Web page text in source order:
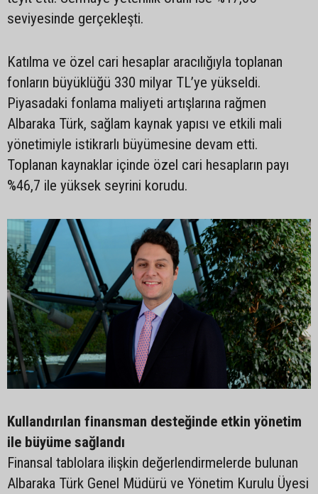
seviyesinde gerçekleşti.
Katılma ve özel cari hesaplar aracılığıyla toplanan
fonların büyüklüğü 330 milyar TL’ye yükseldi.
Piyasadaki fonlama maliyeti artışlarına rağmen
Albaraka Türk, sağlam kaynak yapısı ve etkili mali
yönetimiyle istikrarlı büyümesine devam etti.
Toplanan kaynaklar içinde özel cari hesapların payı
%46,7 ile yüksek seyrini korudu.
Kullandırılan finansman desteğinde etkin yönetim
ile büyüme sağlandı
Finansal tablolara ilişkin değerlendirmelerde bulunan
Albaraka Türk Genel Müdürü ve Yönetim Kurulu Üyesi